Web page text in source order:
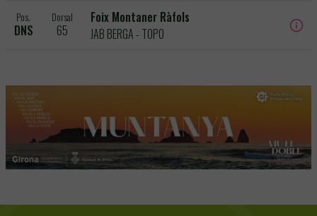
Pos.
DNS
Dorsal
65
Foix Montaner Ràfols
JAB BERGA - TOPO